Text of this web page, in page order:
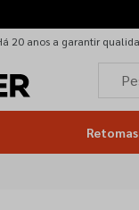
20 anos a garantir
Retomas